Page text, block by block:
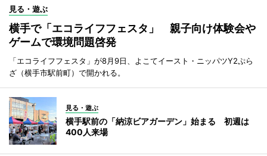
見る・遊ぶ
横手で「エコライフフェスタ」 親子向け体験会や
ゲームで環境問題啓発
「エコライフフェスタ」が8月9日、よこてイースト・ニッパツY2ぷら
ざ（横手市駅前町）で開かれる。
見る・遊ぶ
横手駅前の「納涼ビアガーデン」始まる 初週は
400人来場